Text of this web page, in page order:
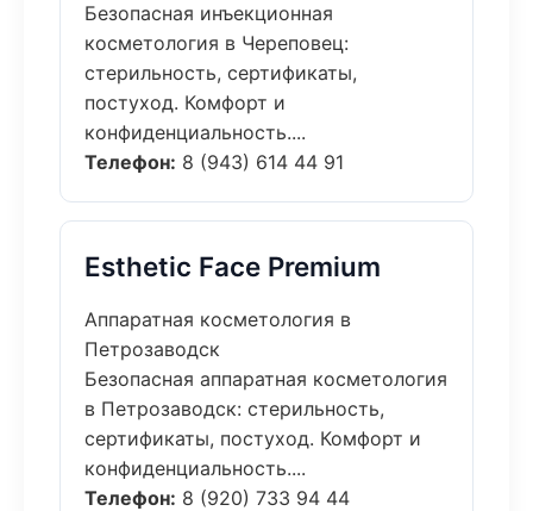
Безопасная инъекционная
косметология в Череповец:
стерильность, сертификаты,
постуход. Комфорт и
конфиденциальность....
Телефон: 8 (943) 614 44 91
Esthetic Face Premium
Аппаратная косметология в
Петрозаводск
Безопасная аппаратная косметология
в Петрозаводск: стерильность,
сертификаты, постуход. Комфорт и
конфиденциальность....
Телефон: 8 (920) 733 94 44